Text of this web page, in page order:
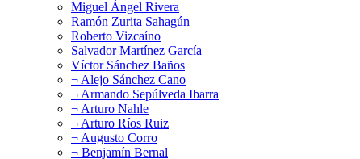
Miguel Ángel Rivera
Ramón Zurita Sahagún
Roberto Vizcaíno
Salvador Martínez García
Víctor Sánchez Baños
¬ Alejo Sánchez Cano
¬ Armando Sepúlveda Ibarra
¬ Arturo Nahle
¬ Arturo Ríos Ruiz
¬ Augusto Corro
¬ Benjamín Bernal